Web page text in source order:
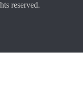
reserved.